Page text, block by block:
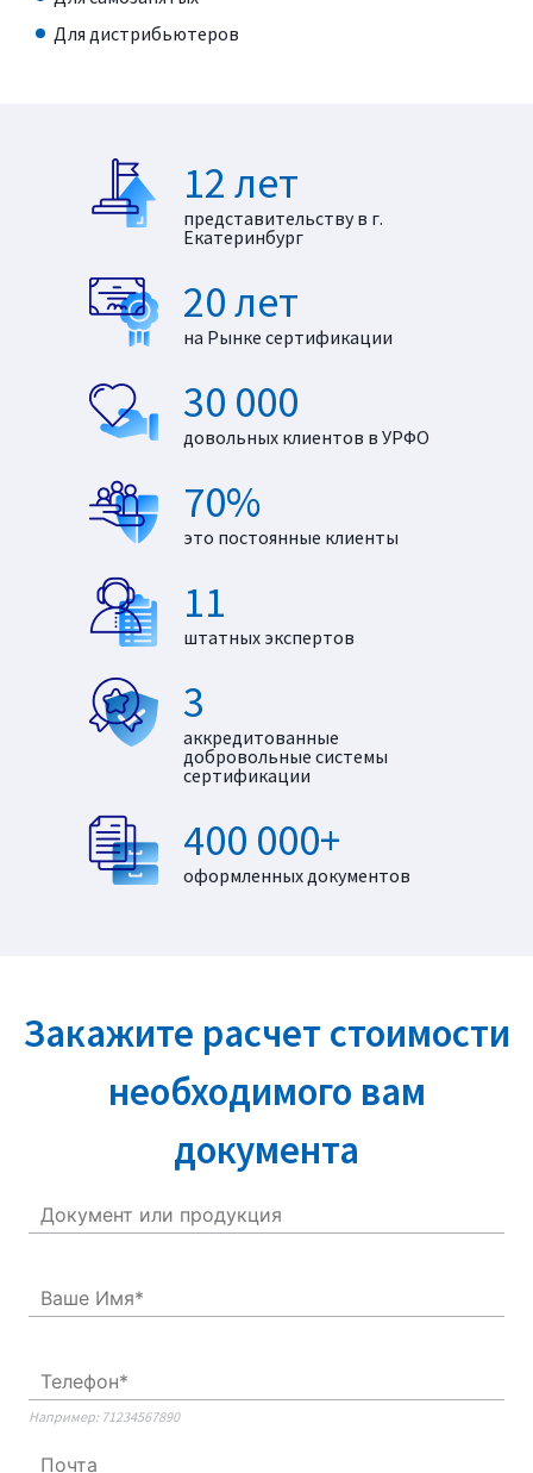
Для дистрибьютеров
12 лет
представительству в г.
Екатеринбург
20 лет
на Рынке сертификации
30 000
довольных клиентов в УРФО
70%
это постоянные клиенты
11
штатных экспертов
3
аккредитованные
добровольные системы
сертификации
400 000+
оформленных документов
Закажите расчет стоимости
необходимого вам
документа
Например: 71234567890